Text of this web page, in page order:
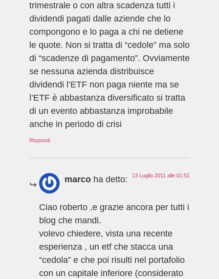
trimestrale o con altra scadenza tutti i
dividendi pagati dalle aziende che lo
compongono e lo paga a chi ne detiene
le quote. Non si tratta di “cedole” ma solo
di “scadenze di pagamento”. Ovviamente
se nessuna azienda distribuisce
dividendi l’ETF non paga niente ma se
l’ETF è abbastanza diversificato si tratta
di un evento abbastanza improbabile
anche in periodo di crisi
Rispondi
marco ha detto: 13 Luglio 2011 alle 01:51
Ciao roberto ,e grazie ancora per tutti i
blog che mandi.
volevo chiedere, vista una recente
esperienza , un etf che stacca una
“cedola” e che poi risulti nel portafolio
con un capitale inferiore (considerato